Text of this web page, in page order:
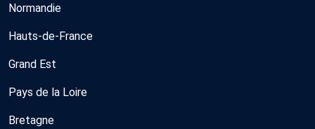
Normandie
Hauts-de-France
Grand Est
Pays de la Loire
Bretagne